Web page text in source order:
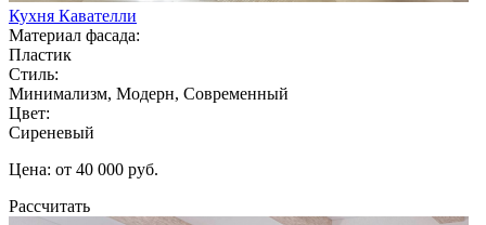
Кухня Кавателли
Материал фасада:
Пластик
Стиль:
Минимализм, Модерн, Современный
Цвет:
Сиреневый
Цена: от 40 000 руб.
Рассчитать